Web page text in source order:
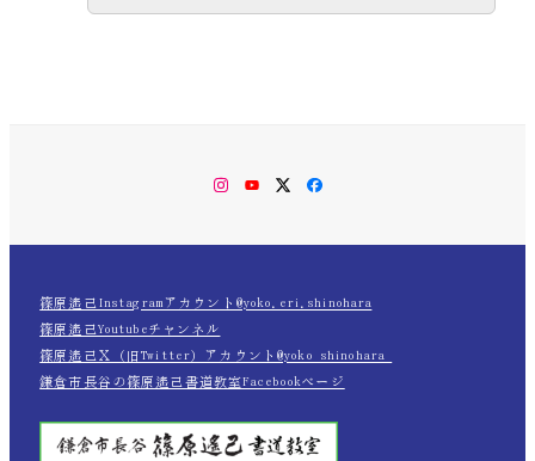
Instagram
YouTubeTwitterFacebook
篠原遙己Instagramアカウント@yoko.eri.shinohara
篠原遙己Youtubeチャンネル
篠原遙己Ｘ（旧Twitter）アカウント@yoko_shinohara_
鎌倉市長谷の篠原遙己書道教室Facebookページ